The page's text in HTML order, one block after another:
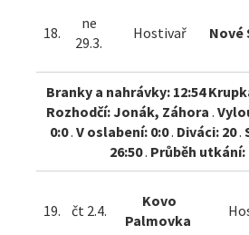
18.
ne
29.3.
Hostivař Nové
Branky a nahrávky: 12:54
Rozhodčí: Jonák, Záhora .
0:0. V oslabení: 0:0. Diváci: 20.
26:50. Průběh utkání:
19. čt 2.4.
Kovo
Palmovka